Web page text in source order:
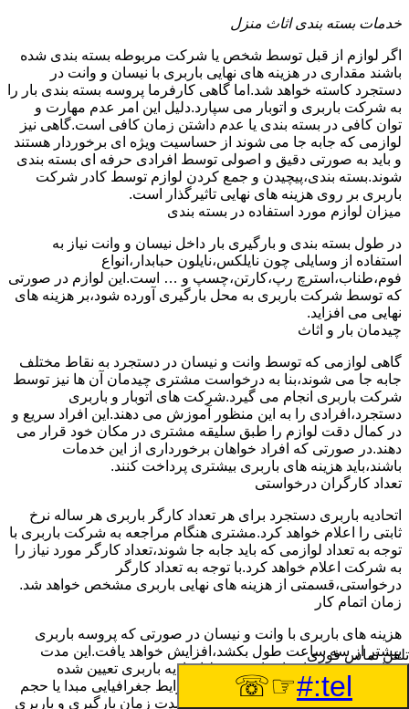
خدمات بسته بندی اثاث منزل
اگر لوازم از قبل توسط شخص یا شرکت مربوطه بسته بندی شده
باشند مقداری در هزینه های نهایی باربری با نیسان و وانت در
دستجرد کاسته خواهد شد.اما گاهی کارفرما پروسه بسته بندی بار را
به شرکت باربری و اتوبار می سپارد.دلیل این امر عدم مهارت و
توان کافی در بسته بندی یا عدم داشتن زمان کافی است.گاهی نیز
لوازمی که جابه جا می شوند از حساسیت ویژه ای برخوردار هستند
و باید به صورتی دقیق و اصولی توسط افرادی حرفه ای بسته بندی
شوند.بسته بندی،پیچیدن و جمع کردن لوازم توسط کادر شرکت
باربری بر روی هزینه های نهایی تاثیرگذار است.
میزان لوازم مورد استفاده در بسته بندی
در طول بسته بندی و بارگیری بار داخل نیسان و وانت نیاز به
استفاده از وسایلی چون نایلکس،نایلون حبابدار،انواع
فوم،طناب،استرچ رپ،کارتن،چسپ و … است.این لوازم در صورتی
که توسط شرکت باربری به محل بارگیری آورده شود،بر هزینه های
نهایی می افزاید.
چیدمان بار و اثاث
گاهی لوازمی که توسط وانت و نیسان در دستجرد به نقاط مختلف
جابه جا می شوند،بنا به درخواست مشتری چیدمان آن ها نیز توسط
شرکت باربری انجام می گیرد.شرکت های اتوبار و باربری
دستجرد،افرادی را به این منظور آموزش می دهند.این افراد سریع و
در کمال دقت لوازم را طبق سلیقه مشتری در مکان خود قرار می
دهند.در صورتی که افراد خواهان برخورداری از این خدمات
باشند،باید هزینه های باربری بیشتری پرداخت کنند.
تعداد کارگران درخواستی
اتحادیه باربری دستجرد برای هر تعداد کارگر باربری هر ساله نرخ
ثابتی را اعلام خواهد کرد.مشتری هنگام مراجعه به شرکت باربری با
توجه به تعداد لوازمی که باید جابه جا شوند،تعداد کارگر مورد نیاز را
به شرکت اعلام خواهد کرد.با توجه به تعداد کارگر
درخواستی،قسمتی از هزینه های نهایی باربری مشخص خواهد شد.
زمان اتمام کار
هزینه های باربری با وانت و نیسان در صورتی که پروسه باربری
بیشتر از سه ساعت طول بکشد،افزایش خواهد یافت.این مدت
زمان به صورت استادندارد توسط اتحادیه باربری تعیین شده
است.عواملی مثل آب وهوا،ترافیک،شرایط جغرافیایی مبدا یا حجم
زیاد لوازم ممکن است باعث افزایش مدت زمان بارگیری و باربری
تلفن تماس فوری
tel:#
☞☏